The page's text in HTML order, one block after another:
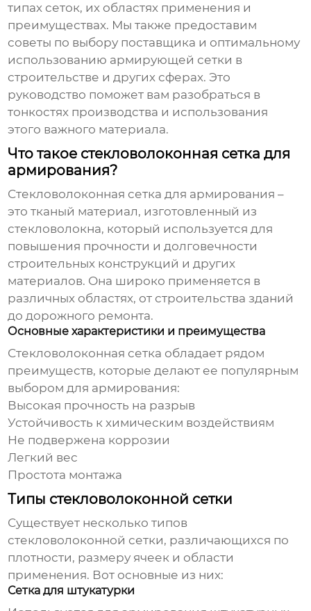
типах сеток, их областях применения и
преимуществах. Мы также предоставим
советы по выбору поставщика и оптимальному
использованию армирующей сетки в
строительстве и других сферах. Это
руководство поможет вам разобраться в
тонкостях производства и использования
этого важного материала.
Что такое стекловолоконная сетка для
армирования?
Стекловолоконная сетка для армирования –
это тканый материал, изготовленный из
стекловолокна, который используется для
повышения прочности и долговечности
строительных конструкций и других
материалов. Она широко применяется в
различных областях, от строительства зданий
до дорожного ремонта.
Основные характеристики и преимущества
Стекловолоконная сетка обладает рядом
преимуществ, которые делают ее популярным
выбором для армирования:
Высокая прочность на разрыв
Устойчивость к химическим воздействиям
Не подвержена коррозии
Легкий вес
Простота монтажа
Типы стекловолоконной сетки
Существует несколько типов
стекловолоконной сетки, различающихся по
плотности, размеру ячеек и области
применения. Вот основные из них:
Сетка для штукатурки